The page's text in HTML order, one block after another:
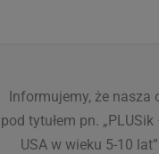
Informujemy, że nasza
pod tytułem pn.
USA w wieku 5-10